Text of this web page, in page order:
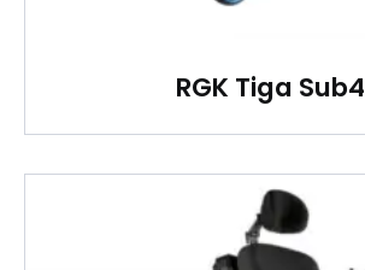
RGK Tiga Sub4